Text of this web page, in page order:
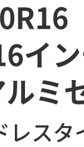
イ
ミ
レスタ